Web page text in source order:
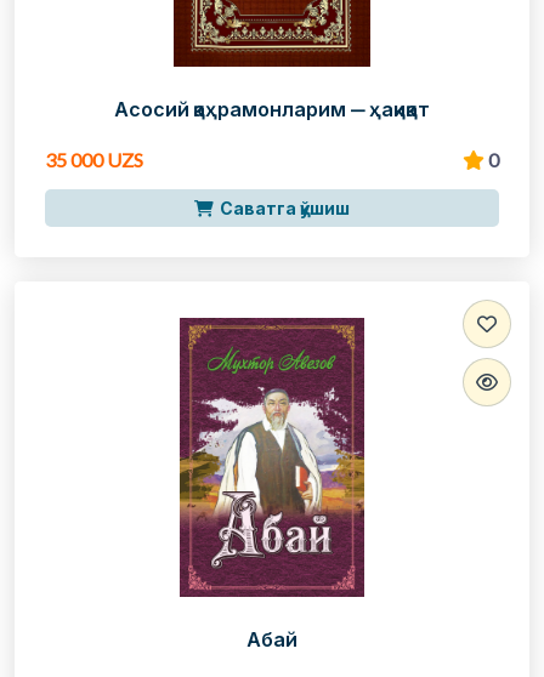
Асосий қаҳрамонларим — ҳақиқат
35 000 UZS 0
Саватга қўшиш
Абай